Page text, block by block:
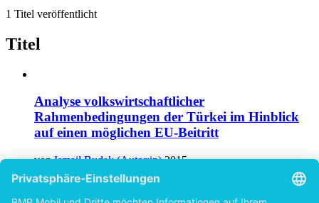
1 Titel veröffentlicht
Titel
Analyse volkswirtschaftlicher
Rahmenbedingungen der Türkei im Hinblick
von Ismail Budak (Autor:in)
©2014 Bachelorarbeit 49 Seiten